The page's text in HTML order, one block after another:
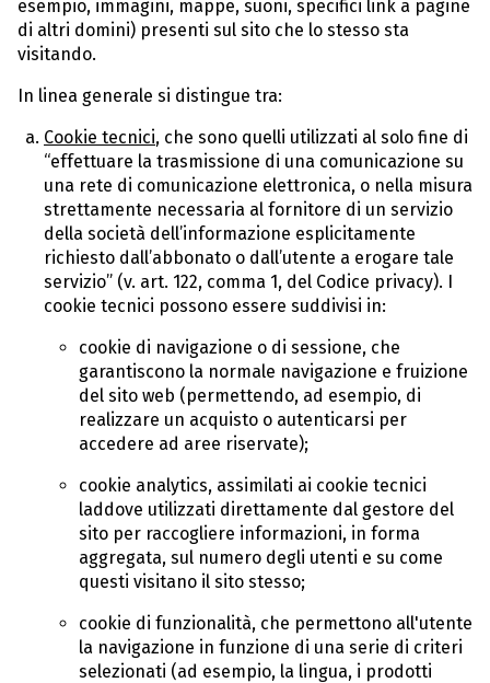
esempio, immagini, mappe, suoni, specifici link a pagine
di altri domini) presenti sul sito che lo stesso sta
visitando.
In linea generale si distingue tra:
Cookie tecnici, che sono quelli utilizzati al solo fine di
“effettuare la trasmissione di una comunicazione su
una rete di comunicazione elettronica, o nella misura
strettamente necessaria al fornitore di un servizio
della società dell’informazione esplicitamente
richiesto dall’abbonato o dall’utente a erogare tale
servizio” (v. art. 122, comma 1, del Codice privacy). I
cookie tecnici possono essere suddivisi in:
cookie di navigazione o di sessione, che
garantiscono la normale navigazione e fruizione
del sito web (permettendo, ad esempio, di
realizzare un acquisto o autenticarsi per
accedere ad aree riservate);
cookie analytics, assimilati ai cookie tecnici
laddove utilizzati direttamente dal gestore del
sito per raccogliere informazioni, in forma
aggregata, sul numero degli utenti e su come
questi visitano il sito stesso;
cookie di funzionalità, che permettono all'utente
la navigazione in funzione di una serie di criteri
selezionati (ad esempio, la lingua, i prodotti